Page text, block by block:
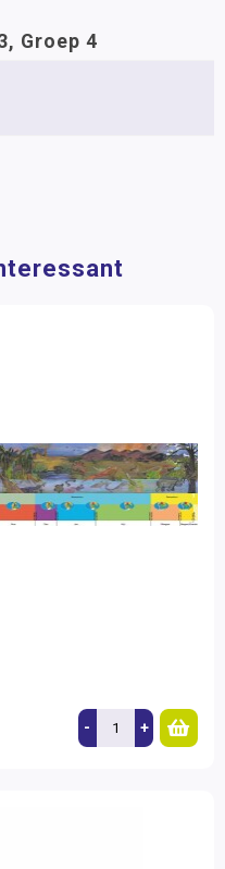
Groep 4
- +